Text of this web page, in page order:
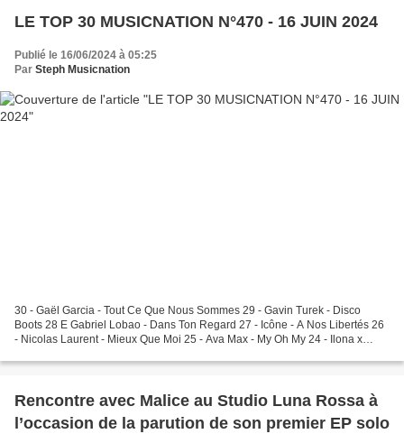
LE TOP 30 MUSICNATION N°470 - 16 JUIN 2024
Publié le 16/06/2024 à 05:25
Par Steph Musicnation
30 - Gaël Garcia - Tout Ce Que Nous Sommes 29 - Gavin Turek - Disco
Boots 28 E Gabriel Lobao - Dans Ton Regard 27 - Icône - A Nos Libertés 26
- Nicolas Laurent - Mieux Que Moi 25 - Ava Max - My Oh My 24 - Ilona x
Rencontre avec Malice au Studio Luna Rossa à
l’occasion de la parution de son premier EP solo